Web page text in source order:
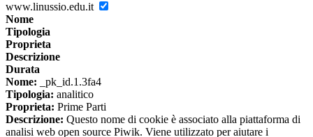
www.linussio.edu.it
Nome
Tipologia
Proprieta
Descrizione
Durata
Nome: _pk_id.1.3fa4
Tipologia: analitico
Proprieta: Prime Parti
Descrizione: Questo nome di cookie è associato alla piattaforma di
analisi web open source Piwik. Viene utilizzato per aiutare i